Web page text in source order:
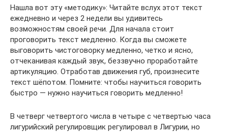
Нашла вот эту «методику»: Читайте вслух этот текст
ежедневно и через 2 недели вы удивитесь
возможностям своей речи. Для начала стоит
проговорить текст медленно. Когда вы сможете
выговорить чистоговорку медленно, четко и ясно,
отчеканивая каждый звук, беззвучно проработайте
артикуляцию. Отработав движения губ, произнесите
текст шёпотом. Помните: чтобы научиться говорить
быстро — нужно научиться говорить медленно!
В четверг четвертого числа в четыре с четвертью часа
лигурийский регулировщик регулировал в Лигурии, но